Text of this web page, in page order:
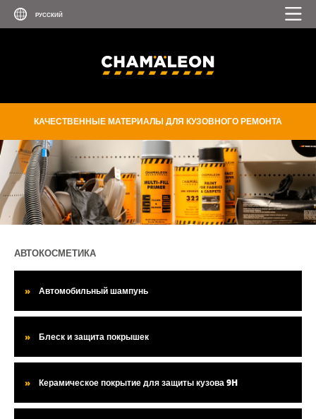
КАЧЕСТВЕННЫЕ МАТЕРИАЛЫ ДЛЯ КУЗОВНОГО РЕМОНТА
АВТОКОСМЕТИКА
Автомобильный шампунь
Блеск и защита покрышек
Керамическое покрытие для защиты кузова 9H